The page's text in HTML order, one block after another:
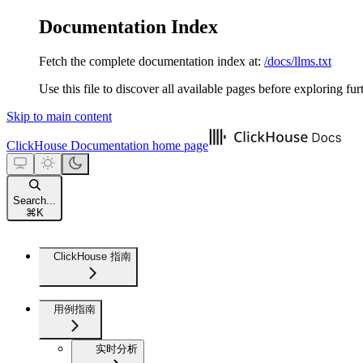
Documentation Index
Fetch the complete documentation index at: /docs/llms.txt
Use this file to discover all available pages before exploring
Skip to main content
ClickHouse Documentation home page
Search...
⌘ K
ClickHouse 指南
用例指南
实时分析